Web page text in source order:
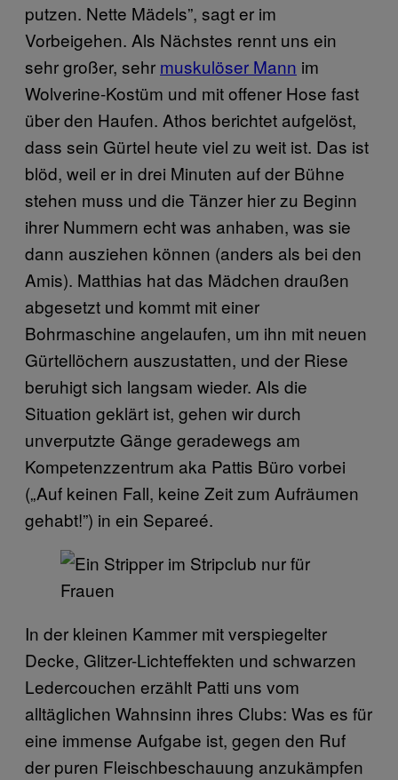
putzen. Nette Mädels”, sagt er im
Vorbeigehen. Als Nächstes rennt uns ein
sehr großer, sehr muskulöser Mann im
Wolverine-Kostüm und mit offener Hose fast
über den Haufen. Athos berichtet aufgelöst,
dass sein Gürtel heute viel zu weit ist. Das ist
blöd, weil er in drei Minuten auf der Bühne
stehen muss und die Tänzer hier zu Beginn
ihrer Nummern echt was anhaben, was sie
dann ausziehen können (anders als bei den
Amis). Matthias hat das Mädchen draußen
abgesetzt und kommt mit einer
Bohrmaschine angelaufen, um ihn mit neuen
Gürtellöchern auszustatten, und der Riese
beruhigt sich langsam wieder. Als die
Situation geklärt ist, gehen wir durch
unverputzte Gänge geradewegs am
Kompetenzzentrum aka Pattis Büro vorbei
(„Auf keinen Fall, keine Zeit zum Aufräumen
gehabt!”) in ein Separeé.
In der kleinen Kammer mit verspiegelter
Decke, Glitzer-Lichteffekten und schwarzen
Ledercouchen erzählt Patti uns vom
alltäglichen Wahnsinn ihres Clubs: Was es für
eine immense Aufgabe ist, gegen den Ruf
der puren Fleischbeschauung anzukämpfen